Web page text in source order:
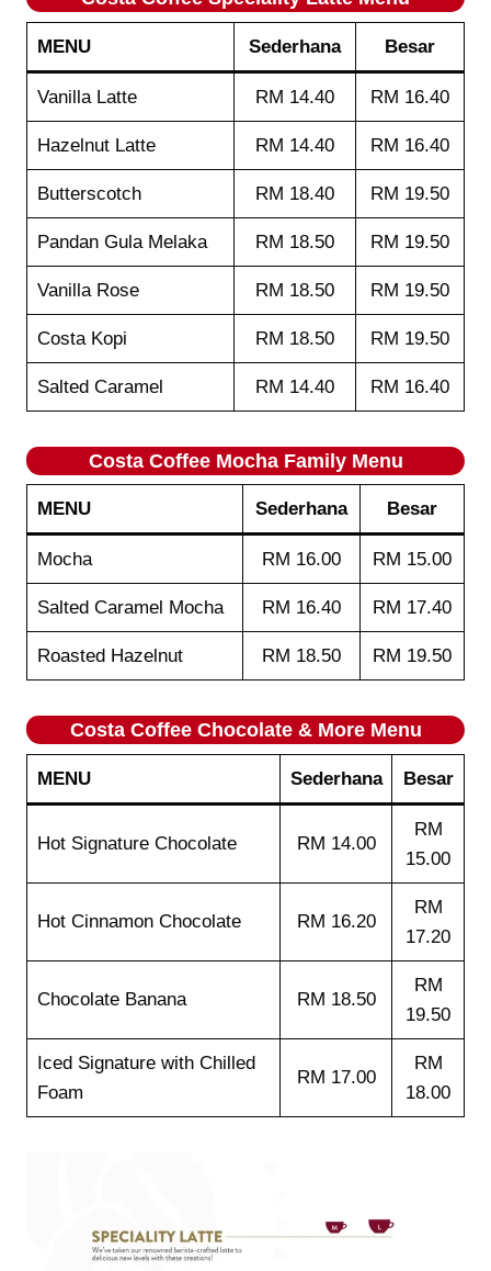
MENU Sederhana Besar
Vanilla Latte RM 14.40 RM 16.40
Hazelnut Latte RM 14.40 RM 16.40
Butterscotch RM 18.40 RM 19.50
Pandan Gula Melaka RM 18.50 RM 19.50
Vanilla Rose RM 18.50 RM 19.50
Costa Kopi RM 18.50 RM 19.50
Salted Caramel RM 14.40 RM 16.40
Costa Coffee Mocha Family Menu
MENU Sederhana Besar
Mocha RM 16.00 RM 15.00
Salted Caramel Mocha RM 16.40 RM 17.40
Roasted Hazelnut RM 18.50 RM 19.50
Costa Coffee Chocolate & More Menu
MENU Sederhana Besar
Hot Signature Chocolate RM 14.00
RM
15.00
Hot Cinnamon Chocolate RM 16.20
RM
17.20
Chocolate Banana RM 18.50
RM
19.50
Iced Signature with Chilled
Foam
RM 17.00
RM
18.00